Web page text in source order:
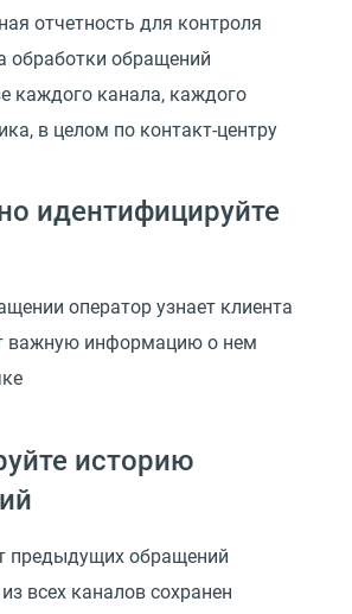
отчетность для контроля
обработки обращений
каждого канала, каждого
в целом по контакт-центру
идентифицируйте
оператор узнает клиента
важную информацию о нем
историю
предыдущих обращений
всех каналов сохранен